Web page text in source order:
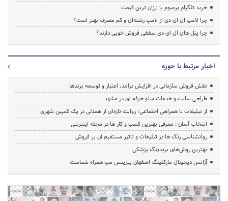
خرید تلگرام پرمیوم با ارزان ترین قیمت
چرا لامپ ال ای دی از لامپ رشته‌ای و کم مصرف بهتر است؟
چرا پنل های ال ای دی سقفی فروش خوبی دارند؟
اخبار مرتبط با حوزه
نقش فروش سازمانی در افزایش درآمد، اعتبار و توسعه برندها
طراحی سایت و خدمات سئو حرفه ای در مشهد
از تبلیغات تا همراهی اجتماعی؛ روایت تازه‌ای از همدلی در یک کمپین شهری
انتخاب آسان : معرفی بهترین کسب و کار ها در مجله اینترنتی
روانشناسی رنگ ها در تبلیغات و تاثیر مستقیم آن بر فروش
بهترین روش‌های برندینگ پزشکی
آژانس دیجیتال مارکتینگ اصفهان بیزینس مپ همراه شماست